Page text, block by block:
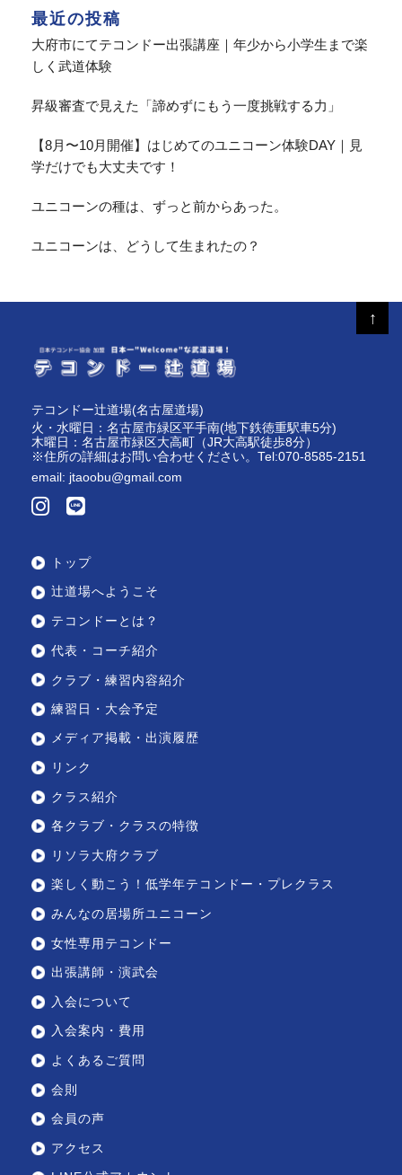
最近の投稿
大府市にてテコンドー出張講座｜年少から小学生まで楽
しく武道体験
昇級審査で見えた「諦めずにもう一度挑戦する力」
【8月〜10月開催】はじめてのユニコーン体験DAY｜見
学だけでも大丈夫です！
ユニコーンの種は、ずっと前からあった。
ユニコーンは、どうして生まれたの？
テコンドー辻道場(名古屋道場)
火・水曜日：名古屋市緑区平手南(地下鉄徳重駅車5分)
木曜日：名古屋市緑区大高町（JR大高駅徒歩8分）
※住所の詳細はお問い合わせください。Tel:070-8585-2151
email: jtaoobu@gmail.com
トップ
辻道場へようこそ
テコンドーとは？
代表・コーチ紹介
クラブ・練習内容紹介
練習日・大会予定
メディア掲載・出演履歴
リンク
クラス紹介
各クラブ・クラスの特徴
リソラ大府クラブ
楽しく動こう！低学年テコンドー・プレクラス
みんなの居場所ユニコーン
女性専用テコンドー
出張講師・演武会
入会について
入会案内・費用
よくあるご質問
会則
会員の声
アクセス
↑